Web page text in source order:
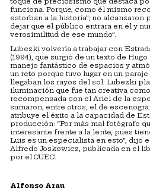
funciona. Porque, como él mismo
estorban a la historia”; no alcanzaron
dejar que el público entrara en él y
verosimilitud de ese mundo”.
Lubezki volvería a trabajar con
(1994), que surgió de un texto de
manejo fantástico de espacios y
un reto porque tuvo lugar en un
llegaban los rayos del sol. Lubezki
iluminación que fue tan creativa
recompensada con el Ariel de la
sumaron, entre otros, el de
atribuye el éxito a la capacidad de
producción: “Por más mal fotógrafo
interesante frente a la lente, pues
Luis es un especialista en esto”, dijo
Alfredo Joskowicz, publicada en el
por el CUEC.
Alfonso Arau